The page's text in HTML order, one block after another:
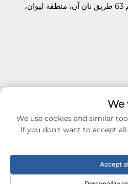
18/إف برج تشينغ تشي، رقم 63 طريق نان آن، منطقة ليوان،
Copyright © 2026
We
We use cookies and similar
If you don't want to accept
Accept